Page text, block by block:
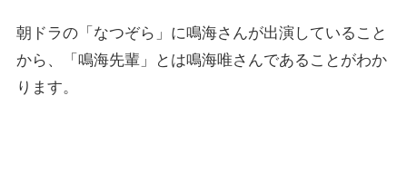
朝ドラの「なつぞら」に鳴海さんが出演していること
から、「鳴海先輩」とは鳴海唯さんであることがわか
ります。